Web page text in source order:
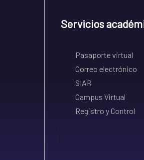
Servicios
Pasaporte virtual
Correo electrónico
SIAR
Campus Virtual
Registro y Control